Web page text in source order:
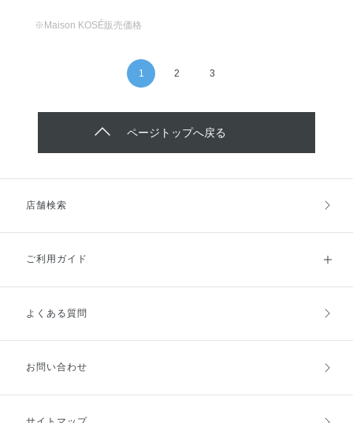
※Maison KOSÉ販売価格
1 2 3
ページトップへ戻る
店舗検索
ご利用ガイド
ご利用ガイドトップ
お支払方法
キャンセル・返品・交換
よくある質問
お問い合わせ